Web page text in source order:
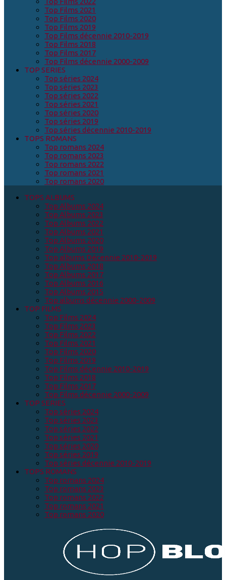
Top Films 2021
Top Films 2020
Top Films 2019
Top Films décennie 2010-2019
Top Films 2018
Top Films 2017
Top Films décennie 2000-2009
TOP SERIES
Top séries 2024
Top séries 2023
Top séries 2022
Top séries 2021
Top séries 2020
Top séries 2019
Top séries décennie 2010-2019
TOPS ROMANS
Top romans 2024
Top romans 2023
Top romans 2022
Top romans 2021
Top romans 2020
TOPS ALBUMS
Top Albums 2024
Top Albums 2023
Top Albums 2022
Top Albums 2021
Top Albums 2020
Top Albums 2019
Top albums Décennie 2010-2019
Top Albums 2018
Top Albums 2017
Top Albums 2016
Top Albums 2015
Top albums décennie 2000-2009
TOP FILMS
Top Films 2024
Top Films 2023
Top Films 2022
Top Films 2021
Top Films 2020
Top Films 2019
Top Films décennie 2010-2019
Top Films 2018
Top Films 2017
Top Films décennie 2000-2009
TOP SERIES
Top séries 2024
Top séries 2023
Top séries 2022
Top séries 2021
Top séries 2020
Top séries 2019
Top séries décennie 2010-2019
TOPS ROMANS
Top romans 2024
Top romans 2023
Top romans 2022
Top romans 2021
Top romans 2020